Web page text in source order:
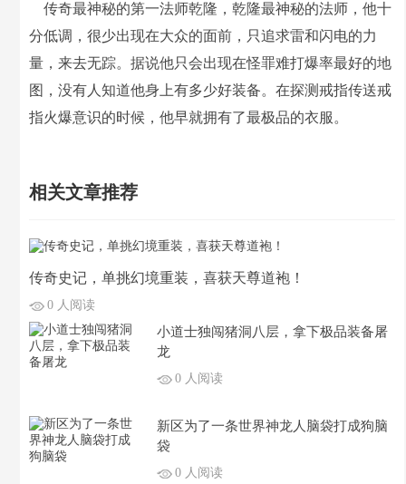
传奇最神秘的第一法师乾隆，乾隆最神秘的法师，他十
分低调，很少出现在大众的面前，只追求雷和闪电的力
量，来去无踪。据说他只会出现在怪罪难打爆率最好的地
图，没有人知道他身上有多少好装备。在探测戒指传送戒
指火爆意识的时候，他早就拥有了最极品的衣服。
相关文章推荐
传奇史记，单挑幻境重装，喜获天尊道袍！
0 人阅读
小道士独闯猪洞八层，拿下极品装备屠
龙
0 人阅读
新区为了一条世界神龙人脑袋打成狗脑
袋
0 人阅读